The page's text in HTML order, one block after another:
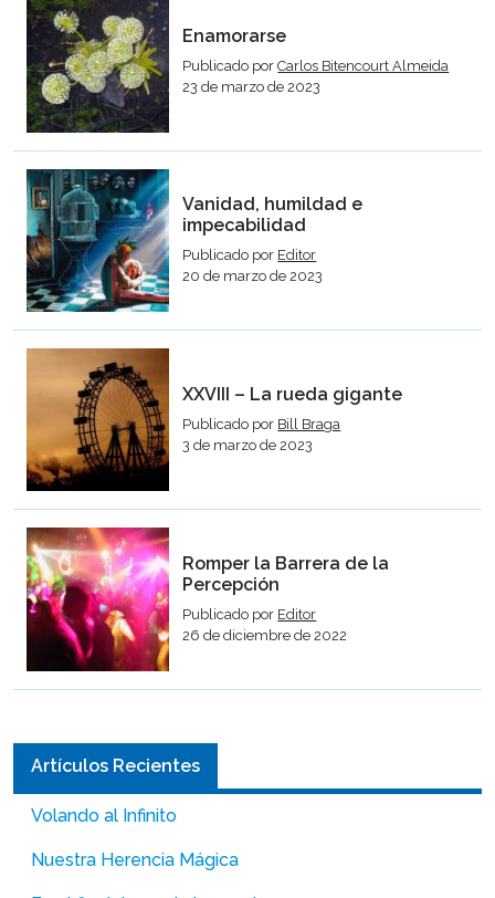
Enamorarse
Publicado porCarlos Bitencourt Almeida
23 de marzo de 2023
Vanidad, humildad e
impecabilidad
Publicado por Editor
20 de marzo de 2023
XXVIII – La rueda gigante
Publicado por Bill Braga
3 de marzo de 2023
Romper la Barrera de la
Percepción
Publicado por Editor
26 de diciembre de 2022
Artículos Recientes
Volando al Infinito
Nuestra Herencia Mágica